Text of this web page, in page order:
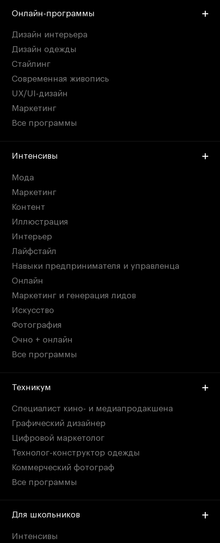
Онлайн-программы
Дизайн интерьера
Дизайн одежды
Стайлинг
Современная живопись
UX/UI-дизайн
Маркетинг
Все программы
Интенсивы
Мода
Маркетинг
Контент
Иллюстрация
Интерьер
Лайфстайл
Навыки предпринимателя и управленца
Онлайн
Маркетинг и генерация лидов
Искусство
Фотография
Очно + онлайн
Все программы
Техникум
Специалист кино- и медиапродакшена
Графический дизайнер
Цифровой маркетолог
Технолог-конструктор одежды
Коммерческий фотограф
Все программы
Для школьников
Интенсивы